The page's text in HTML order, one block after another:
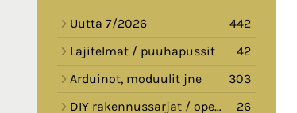
Uutta 7/2026
442
Lajitelmat / puuhapussit
42
Arduinot, moduulit jne
303
DIY rakennussarjat / opetussarjat
26